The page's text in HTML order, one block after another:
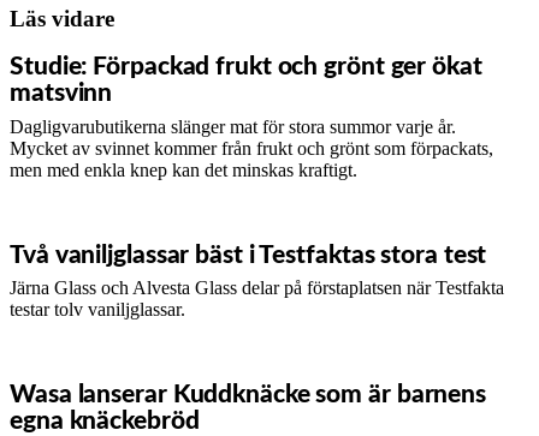
Läs vidare
Studie: Förpackad frukt och grönt ger ökat
matsvinn
Dagligvarubutikerna slänger mat för stora summor varje år.
Mycket av svinnet kommer från frukt och grönt som förpackats,
men med enkla knep kan det minskas kraftigt.
Två vaniljglassar bäst i Testfaktas stora test
Järna Glass och Alvesta Glass delar på förstaplatsen när Testfakta
testar tolv vaniljglassar.
Wasa lanserar Kuddknäcke som är barnens
egna knäckebröd